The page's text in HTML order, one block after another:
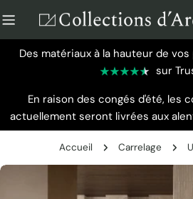
au
contenu
Des matériaux à la hauteur de
sur
En raison des congés d'été, les
actuellement seront livrées aux
Accueil Carrelage
Passer